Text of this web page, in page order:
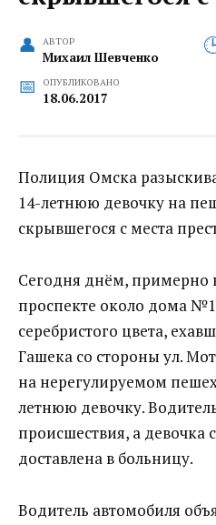
АВТОР
Михаил Шевченко
ОПУБЛИКОВАНО
18.06.2017
Полиция Омска
14-летнюю девочку на
скрывшегося с места
Сегодня днём, примерно
проспекте около дома
серебристого цвета,
Гашека со стороны ул.
на нерегулируемом
летнюю девочку.
происшествия, а девочка
доставлена в больницу.
Водитель автомобиля